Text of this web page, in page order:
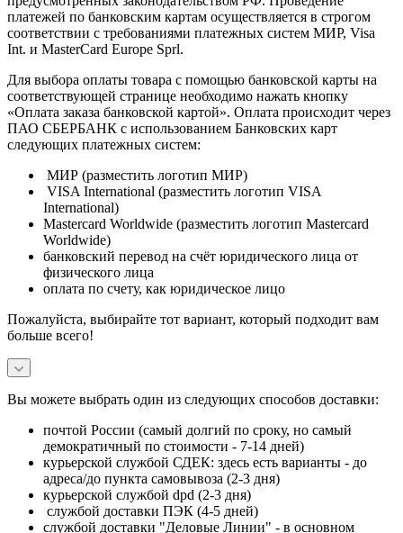
платежей по банковским картам осуществляется в строгом
соответствии с требованиями платежных систем МИР, Visa
Int. и MasterCard Europe Sprl.
Для выбора оплаты товара с помощью банковской карты на
соответствующей странице необходимо нажать кнопку
«Оплата заказа банковской картой». Оплата происходит через
ПАО СБЕРБАНК с использованием Банковских карт
следующих платежных систем:
МИР (разместить логотип МИР)
VISA International (разместить логотип VISA
International)
Mastercard Worldwide (разместить логотип Mastercard
Worldwide)
банковский перевод на счёт юридического лица от
физического лица
оплата по счету, как юридическое лицо
Пожалуйста, выбирайте тот вариант, который подходит вам
больше всего!
Вы можете выбрать один из следующих способов доставки:
почтой России (самый долгий по сроку, но самый
демократичный по стоимости - 7-14 дней)
курьерской службой СДЕК: здесь есть варианты - до
адреса/до пункта самовывоза (2-3 дня)
курьерской службой dpd (2-3 дня)
службой доставки ПЭК (4-5 дней)
службой доставки "Деловые Линии" - в основном